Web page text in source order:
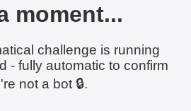
moment...
challenge is running
- fully automatic to confirm
not a bot 🔒.